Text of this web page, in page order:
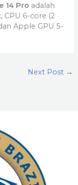
14 Pro adalah
CPU 6-core (2
Apple GPU 5-
Next Post →